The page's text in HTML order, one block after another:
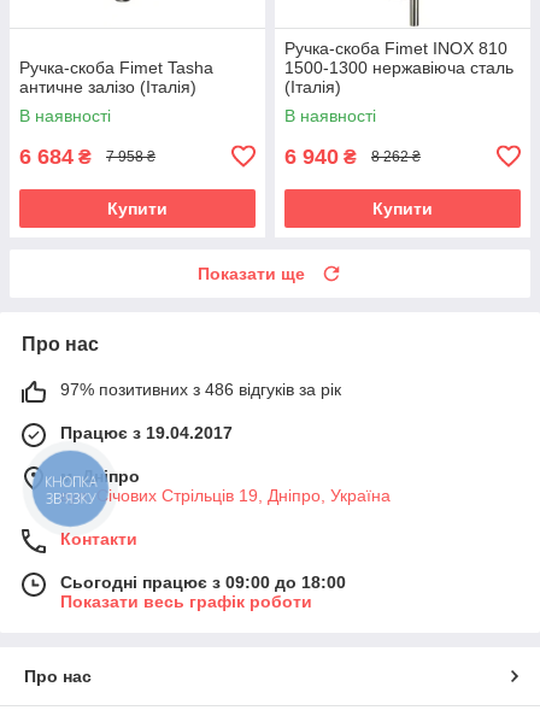
Ручка-скоба Fimet Tasha
античне залізо (Італія)
В наявності
6 684 ₴ 7 958 ₴
Купити
Ручка-скоба Fimet INOX 810
1500-1300 нержавіюча сталь
(Італія)
В наявності
6 940 ₴ 8 262 ₴
Купити
Показати ще
Про нас
97% позитивних з 486 відгуків за рік
Працює з 19.04.2017
м. Дніпро
вул. Січових Стрільців 19, Дніпро, Україна
Контакти
Сьогодні працює з 09:00 до 18:00
Показати весь графік роботи
Про нас
КНОПКА
ЗВ'ЯЗКУ